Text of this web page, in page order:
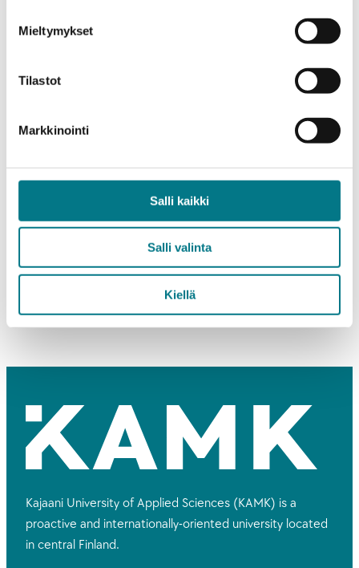
Mieltymykset
Tilastot
Markkinointi
Salli kaikki
Salli valinta
Kiellä
Bachelor's Degree in Tourism
Application period
7.1.–21.1.2026
Kajaani University of Applied Sciences (KAMK) is a
proactive and internationally-oriented university located
in central Finland.